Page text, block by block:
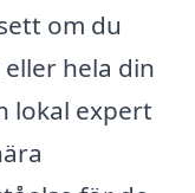
om du
hela din
lokal expert